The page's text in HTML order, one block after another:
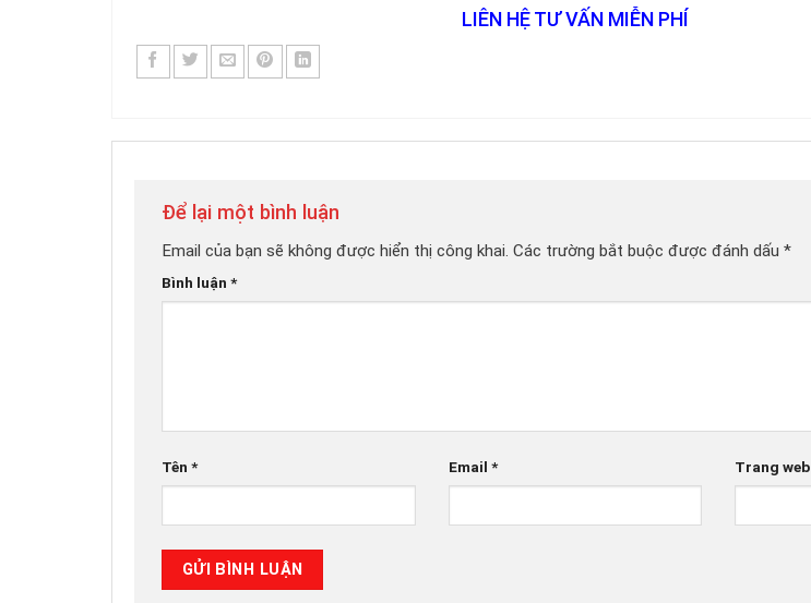
LIÊN HỆ TƯ VẤN MIỄN PHÍ
Để lại một bình luận
Email của bạn sẽ không được hiển thị công khai. Các trường bắt buộc được đánh dấu *
Bình luận *
Tên * Email * Trang web